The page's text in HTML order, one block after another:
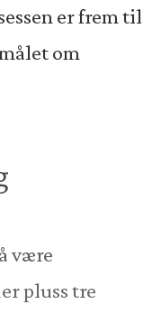
er frem til
om
være
pluss tre